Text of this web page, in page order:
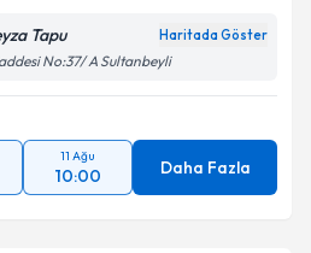
Tapu Haritada Göster
No:37/ A Sultanbeyli
11 Ağu
10:00 Daha Fazla